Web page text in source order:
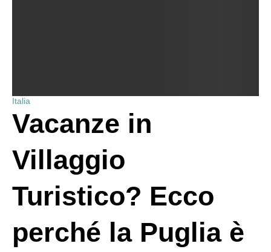
Italia
Vacanze in
Villaggio
Turistico? Ecco
perché la Puglia è